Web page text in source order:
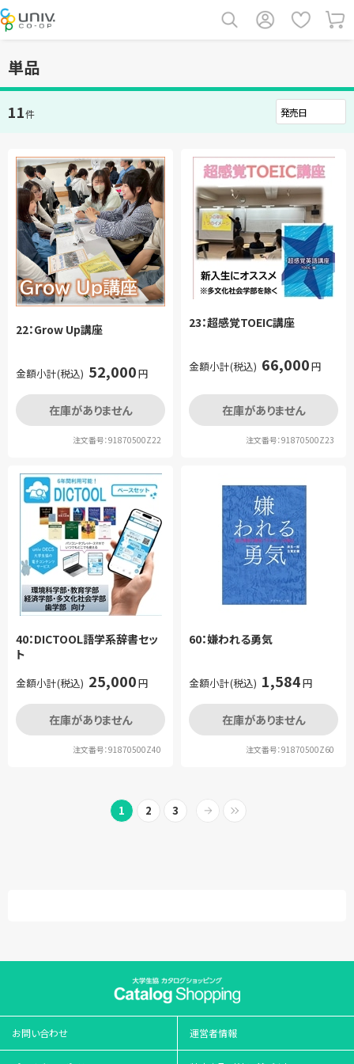
単品
11件
22：Grow Up講座
金額小計(税込) 52,000円
在庫がありません
注文番号：91870500Z22
23：超感覚TOEIC講座
金額小計(税込) 66,000円
在庫がありません
注文番号：91870500Z23
40：DICTOOL語学系辞書セッ
ト
金額小計(税込) 25,000円
在庫がありません
注文番号：91870500Z40
60：嫌われる勇気
金額小計(税込) 1,584円
在庫がありません
注文番号：91870500Z60
1 2 3
お問い合わせ 運営者情報